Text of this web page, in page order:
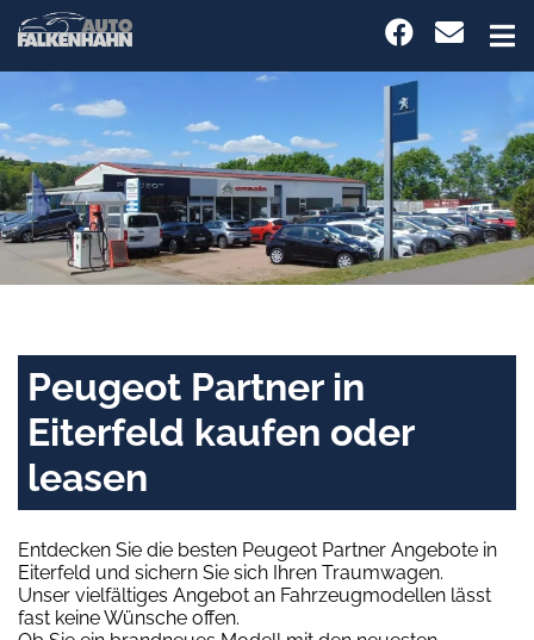
Peugeot Partner in
Eiterfeld kaufen oder
leasen
Entdecken Sie die besten Peugeot Partner Angebote in
Eiterfeld und sichern Sie sich Ihren Traumwagen.
Unser vielfältiges Angebot an Fahrzeugmodellen lässt
fast keine Wünsche offen.